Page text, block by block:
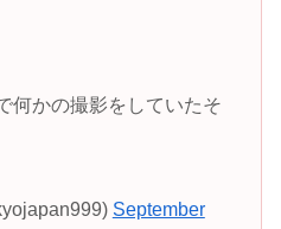
何かの撮影をしていたそ
September